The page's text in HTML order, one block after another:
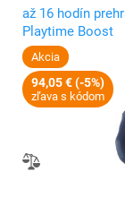
až 16 hodín
Playtime Boost
Akcia
94,05 € (-5%)
zľava s kódom